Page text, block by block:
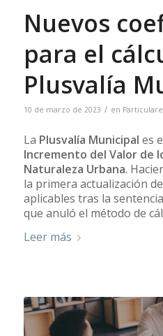
Nuevos
para el
Plusvalía
10 de marzo de 2023 / en
La Plusvalía Municipal es
Incremento del Valor de
Naturaleza Urbana.
la primera actualización
aplicables tras la
que anuló el método de
Leer más